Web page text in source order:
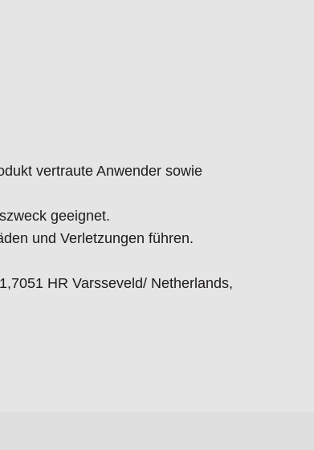
vertraute Anwender sowie
geeignet.
und Verletzungen führen.
HR Varsseveld/ Netherlands,